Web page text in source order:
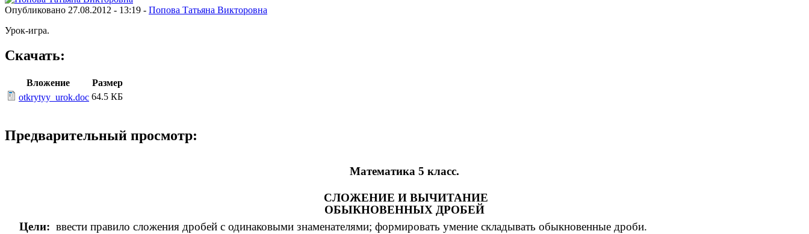
Опубликовано 27.08.2012 - 13:19 - Попова Татьяна Викторовна
Урок-игра.
Скачать:
Вложение
Размер
otkrytyy_urok.doc 64.5 КБ
Предварительный просмотр:
Математика 5 класс.
СЛОЖЕНИЕ И ВЫЧИТАНИЕ
ОБЫКНОВЕННЫХ ДРОБЕЙ
Цели: ввести правило сложения дробей с одинаковыми знаменателями; формировать умение складывать обыкновенные дроби.